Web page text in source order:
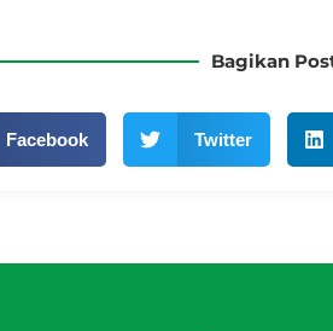
Bagikan
Facebook Twitter